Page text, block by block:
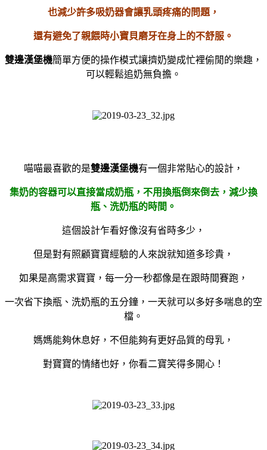
也減少許多吸奶器會讓乳頭疼痛的問題，
還有避免了親餵時小寶貝磨牙在身上的不舒服。
雙邊漢堡機簡單方便的操作模式讓擠奶變成忙裡偷閒的樂趣，
可以輕鬆追奶無負擔。
喵喵最喜歡的是雙邊漢堡機有一個非常貼心的設計，
集奶的容器可以直接當成奶瓶，不用換瓶倒來倒去，減少換
瓶、洗奶瓶的時間。
這個設計乍看好像沒有省時多少，
但是對有照顧寶寶經驗的人來說就知道多珍貴，
如果是高需求寶寶，每一分一秒都像是在跟時間賽跑，
一次省下換瓶、洗奶瓶的五分鐘，一天就可以多好多喘息的空
檔。
媽媽能夠休息好，不但能夠有更好品質的母乳，
對寶寶的情緒也好，你看二寶笑得多開心！